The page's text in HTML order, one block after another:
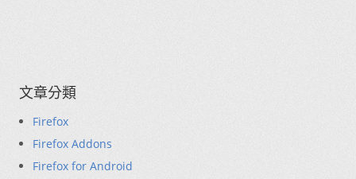
文章分類
Firefox
Firefox Addons
Firefox for Android